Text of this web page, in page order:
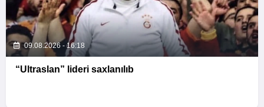
09.08.2026 - 16:18
“Ultraslan” lideri saxlanılıb